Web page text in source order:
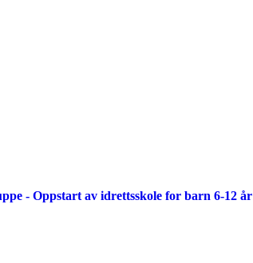
- Oppstart av idrettsskole for barn 6-12 år